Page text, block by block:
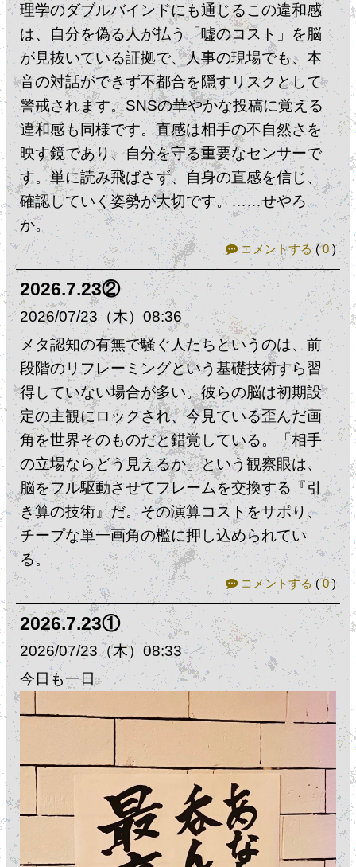
理学のダブルバインドにも通じるこの違和感
は、自分を偽る人が払う「嘘のコスト」を脳
が見抜いている証拠で、人事の現場でも、本
音の対話ができず不都合を隠すリスクとして
警戒されます。SNSの華やかな投稿に覚える
違和感も同様です。直感は相手の不自然さを
映す鏡であり、自分を守る重要なセンサーで
す。単に読み飛ばさず、自身の直感を信じ、
確認していく姿勢が大切です。……せやろ
か。
コメントする(0)
2026.7.23②
2026 07 23（木）08:36
​メタ認知の有無で騒ぐ人たちというのは、前
段階のリフレーミングという基礎技術すら習
得していない場合が多い。彼らの脳は初期設
定の主観にロックされ、今見ている歪んだ画
角を世界そのものだと錯覚している。「相手
の立場ならどう見えるか」という観察眼は、
脳をフル駆動させてフレームを交換する『引
き算の技術』だ。その演算コストをサボり、
チープな単一画角の檻に押し込められてい
る。
コメントする (0)
2026.7.23①
2026 07 23（木）08:33
今日も一日